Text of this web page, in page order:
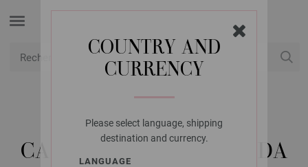
COUNTRY AND
CURRENCY
Please select language, shipping
destination and currency.
LANGUAGE
LANA GROSSA
CAGOULE MOHAIR MODA